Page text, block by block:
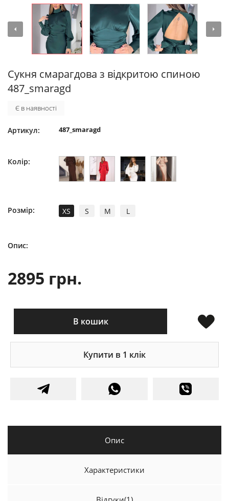
Сукня смарагдова з відкритою спиною
487_smaragd
Є в наявності
Артикул: 487_smaragd
Колір:
Розмір: XS S M L
Опис:
2895 грн.
В кошик
Купити в 1 клік
Опис
Характеристики